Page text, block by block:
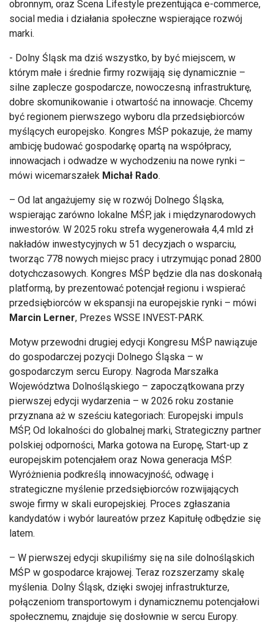
obronnym, oraz Scena Lifestyle prezentująca e-commerce,
social media i działania społeczne wspierające rozwój
marki.
- Dolny Śląsk ma dziś wszystko, by być miejscem, w
którym małe i średnie firmy rozwijają się dynamicznie –
silne zaplecze gospodarcze, nowoczesną infrastrukturę,
dobre skomunikowanie i otwartość na innowacje. Chcemy
być regionem pierwszego wyboru dla przedsiębiorców
myślących europejsko. Kongres MŚP pokazuje, że mamy
ambicję budować gospodarkę opartą na współpracy,
innowacjach i odwadze w wychodzeniu na nowe rynki –
mówi wicemarszałek Michał Rado.
– Od lat angażujemy się w rozwój Dolnego Śląska,
wspierając zarówno lokalne MŚP, jak i międzynarodowych
inwestorów. W 2025 roku strefa wygenerowała 4,4 mld zł
nakładów inwestycyjnych w 51 decyzjach o wsparciu,
tworząc 778 nowych miejsc pracy i utrzymując ponad 2800
dotychczasowych. Kongres MŚP będzie dla nas doskonałą
platformą, by prezentować potencjał regionu i wspierać
przedsiębiorców w ekspansji na europejskie rynki – mówi
Marcin Lerner, Prezes WSSE INVEST-PARK.
Motyw przewodni drugiej edycji Kongresu MŚP nawiązuje
do gospodarczej pozycji Dolnego Śląska – w
gospodarczym sercu Europy. Nagroda Marszałka
Województwa Dolnośląskiego – zapoczątkowana przy
pierwszej edycji wydarzenia – w 2026 roku zostanie
przyznana aż w sześciu kategoriach: Europejski impuls
MŚP, Od lokalności do globalnej marki, Strategiczny partner
polskiej odporności, Marka gotowa na Europę, Start-up z
europejskim potencjałem oraz Nowa generacja MŚP.
Wyróżnienia podkreślą innowacyjność, odwagę i
strategiczne myślenie przedsiębiorców rozwijających
swoje firmy w skali europejskiej. Proces zgłaszania
kandydatów i wybór laureatów przez Kapitułę odbędzie się
latem.
– W pierwszej edycji skupiliśmy się na sile dolnośląskich
MŚP w gospodarce krajowej. Teraz rozszerzamy skalę
myślenia. Dolny Śląsk, dzięki swojej infrastrukturze,
połączeniom transportowym i dynamicznemu potencjałowi
społecznemu, znajduje się dosłownie w sercu Europy.